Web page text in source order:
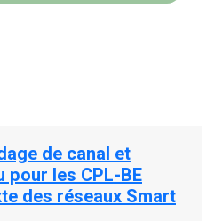
de canal et
pour les CPL-BE
des réseaux Smart